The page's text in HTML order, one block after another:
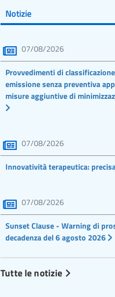
Notizie
07/08/2026
Provvedimenti di
emissione senza preventiva
misure aggiuntive di
07/08/2026
Innovatività terapeutica:
07/08/2026
Sunset Clause - Warning di
decadenza del 6 agosto 2026
Tutte le notizie